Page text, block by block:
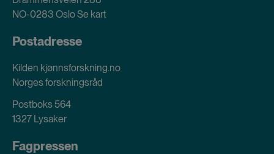
NO-0283 OsloSe kart
Postadresse
Kilden kjønnsforskning.no
Norges forskningsråd
Postboks 564
1327 Lysaker
Fagpressen